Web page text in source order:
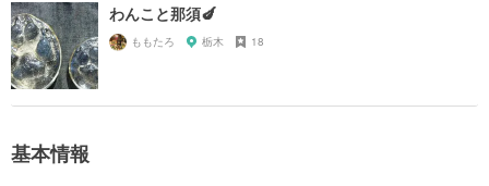
わんこと那須🍆
ももたろ 栃木 18
基本情報